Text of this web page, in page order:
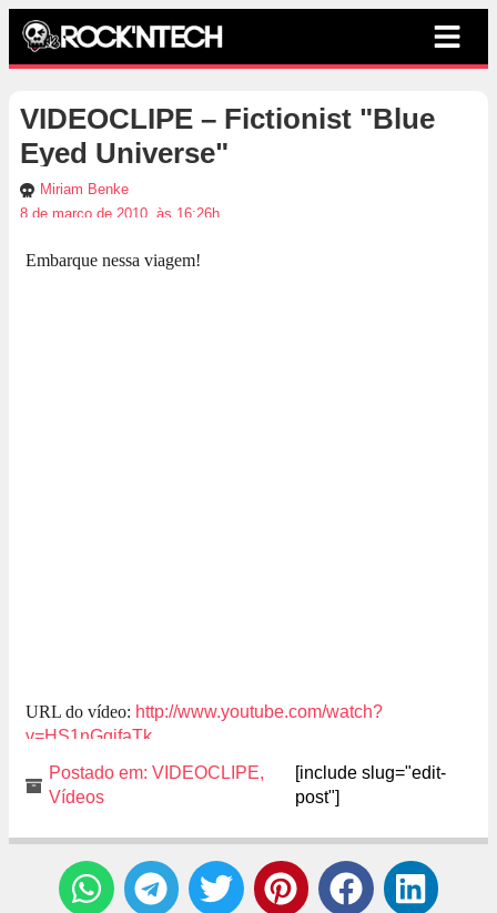
VIDEOCLIPE – Fictionist "Blue
Eyed Universe"
Miriam Benke
8 de março de 2010, às 16:26h
Embarque nessa viagem!
URL do vídeo: http://www.youtube.com/watch?
v=HS1nGgjfaTk
Postado em: VIDEOCLIPE,
Vídeos
[include slug="edit-
post"]